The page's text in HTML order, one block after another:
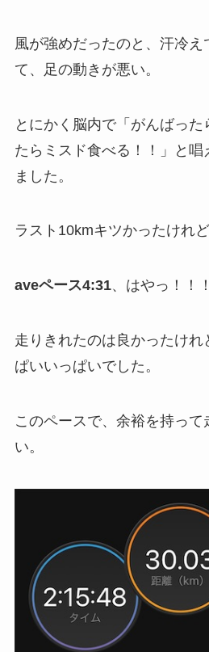
風が強めだったのと、汗冷え
て、足の動きが悪い。
とにかく脳内で「がんばっ
たらミスド食べる！！」と唱
ました。
ラスト10kmキツかったけれ
aveペース4:31、はやっ！！！
走りきれたのは良かったけれ
ぱいいっぱいでした。
このペースで、余裕を持って
い。